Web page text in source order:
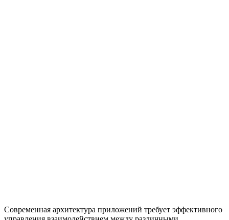
Современная архитектура приложений требует эффективного